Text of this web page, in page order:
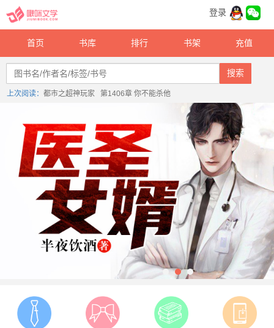
登录
首页 书库 排行 书架 充值
搜索
上次阅读： 都市之超神玩家 第1406章 你不能杀他